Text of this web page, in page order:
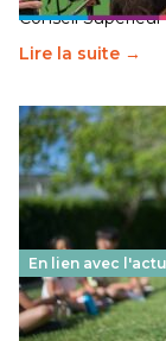
Conseil
Lire la suite →
En lien avec
Les décisions